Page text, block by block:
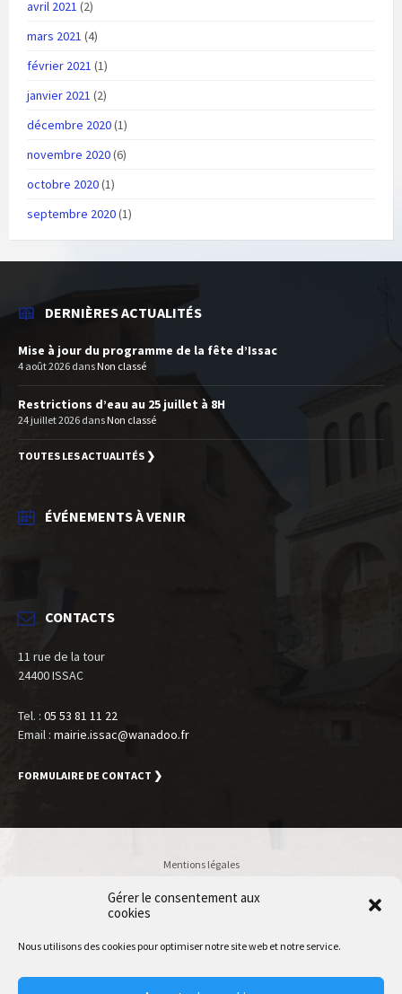
Gérer le consentement aux
cookies
Nous utilisons des cookies pour optimiser notre site web et notre service.
avril 2021 (2)
mars 2021 (4)
février 2021 (1)
janvier 2021 (2)
décembre 2020(1)
novembre 2020(6)
octobre 2020(1)
septembre 2020(1)
DERNIÈRES ACTUALITÉS
Mise à jour du programme de la fête d’Issac
4 août 2026 dansNon classé
Restrictions d’eau au 25 juillet à 8H
24 juillet 2026 dansNon classé
TOUTES LES ACTUALITÉS ❯
ÉVÉNEMENTS À VENIR
CONTACTS
11 rue de la tour
24400 ISSAC
Tel. : 05 53 81 11 22
Email : mairie.issac@wanadoo.fr
FORMULAIRE DE CONTACT ❯
Mentions légales